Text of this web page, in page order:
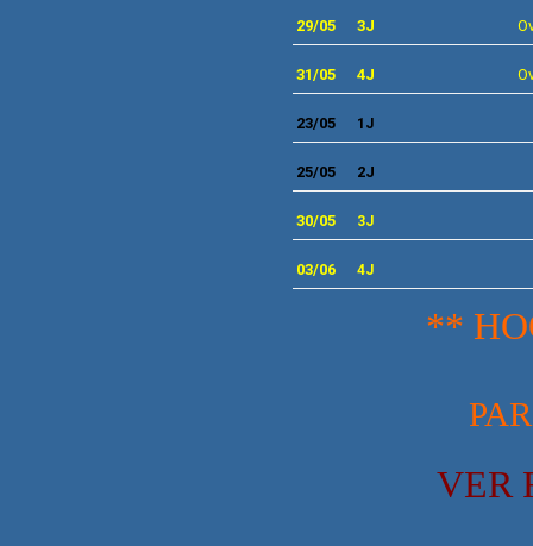
29/05 3J
31/05 4J
23/05 1J
25/05 2J
30/05 3J
03/06 4J
**
VER